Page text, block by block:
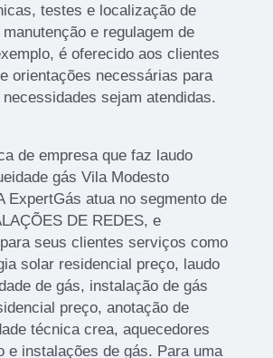
testes e localização de
e regulagem de
é oferecido aos clientes
orientações necessárias para
sejam atendidas.
de empresa que faz laudo
gás Vila Modesto
ExpertGás atua no segmento de
DE REDES, e
seus clientes serviços como
solar residencial preço, laudo
de gás, instalação de gás
preço, anotação de
técnica crea, aquecedores
e instalações de gás. Para uma